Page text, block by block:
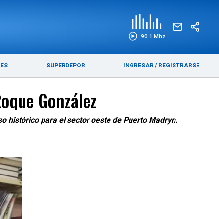
90.1 Mhz
SUPERDEPOR INGRESAR / REGISTRARSE
González
histórico para el sector oeste de Puerto Madryn.